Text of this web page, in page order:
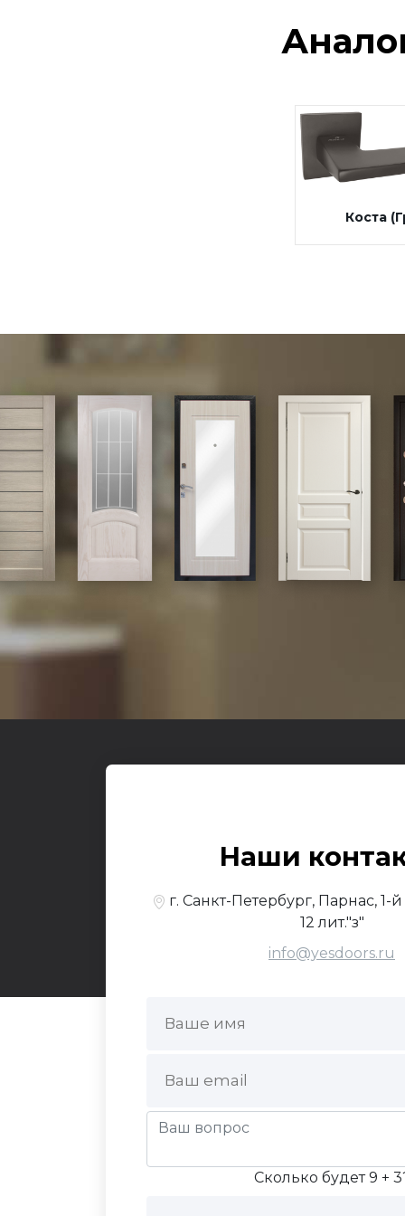
Сантехнические замки и
Сантехнические завертки
Коста
Наши
г. Санкт-Петербург, Парнас,
12 лит."з"
info@yesdoors.ru
Сколько будет 9 +